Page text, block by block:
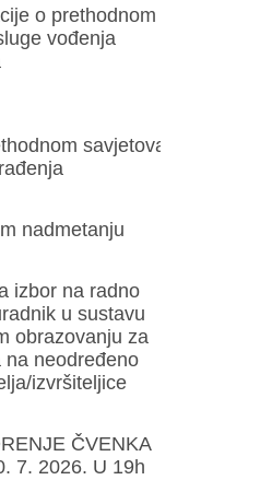
o prethodnom
vođenja
savjetovanju –
nadmetanju
izbor na radno
u sustavu
obrazovanju za
na neodređeno
izvršiteljice
ČVENKA
7. 2026. U 19h